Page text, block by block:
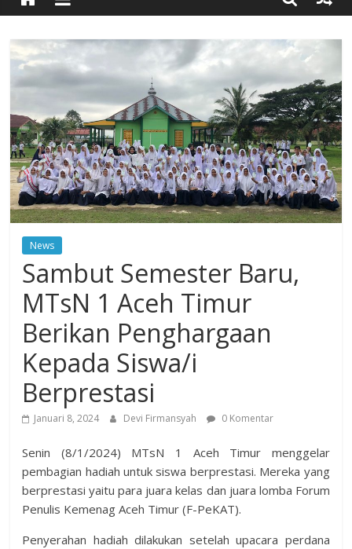
Timur
Simpang
Ulim,
Timur
News
Sambut Semester Baru,
MTsN 1 Aceh Timur
Berikan Penghargaan
Kepada Siswa/i
Berprestasi
Januari 8, 2024 Devi Firmansyah 0 Komentar
Senin (8/1/2024) MTsN 1 Aceh Timur menggelar
pembagian hadiah untuk siswa berprestasi. Mereka yang
berprestasi yaitu para juara kelas dan juara lomba Forum
Penulis Kemenag Aceh Timur (F-PeKAT).
Penyerahan hadiah dilakukan setelah upacara perdana